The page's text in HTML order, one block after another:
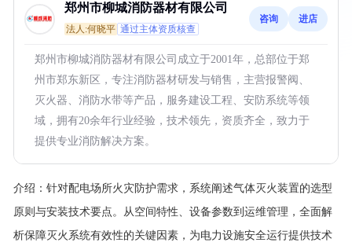
郑州市柳城消防器材有限公司
法人:何晓平 通过主体资质核查
咨询 进店
郑州市柳城消防器材有限公司成立于2001年，总部位于郑
州市郑东新区，专注消防器材研发与销售，主营报警阀、
灭火器、消防水带等产品，服务建设工程、安防系统等领
域，拥有20余年行业经验，技术领先，资质齐全，致力于
提供专业消防解决方案。
介绍： 针对配电场所火灾防护需求，系统阐述气体灭火装置的选型
原则与安装技术要点。从空间特性、设备参数到运维管理，全面解
析保障灭火系统有效性的关键因素，为电力设施安全运行提供技术